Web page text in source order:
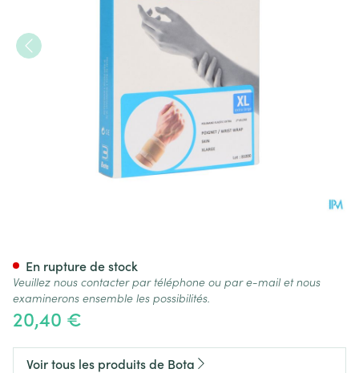
20,40 €
En rupture de stock
Veuillez nous contacter par téléphone ou par e-mail et nous
examinerons ensemble les possibilités.
Voir tous les produits de Bota